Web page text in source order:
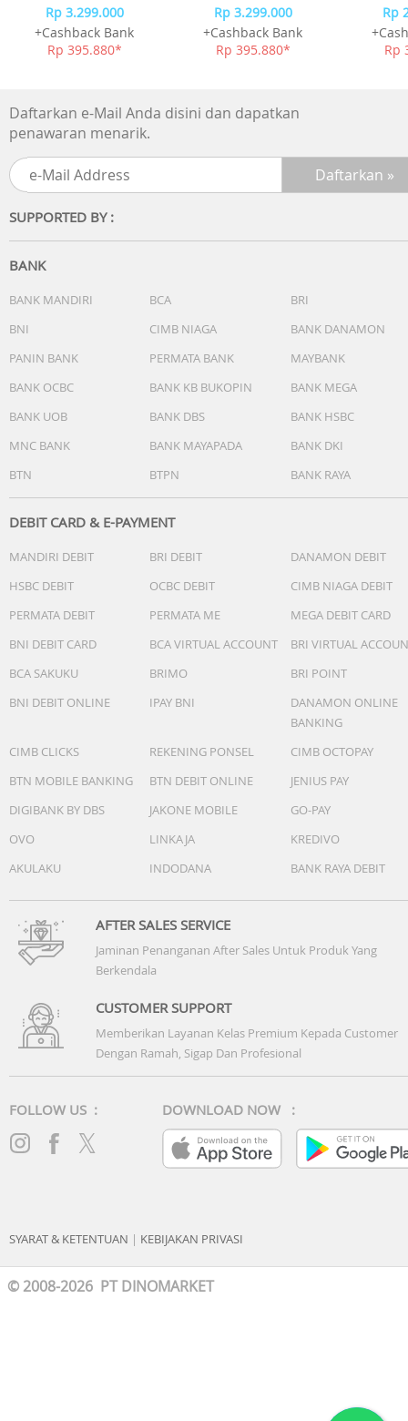
Rp 3.299.000
+Cashback Bank
Rp 395.880*
Rp 3.299.000
+Cashback Bank
Rp 395.880*
Rp
Rp
Daftarkan e-Mail Anda disini dan dapatkan
penawaran menarik.
SUPPORTED BY :
BANK
BANK MANDIRI BCA
BRI
BNI
CIMB NIAGA
BANK DANAMON
PANIN BANK
PERMATA BANK
MAYBANK
BANK OCBC
BANK KB BUKOPIN
BANK MEGA
BANK UOB
BANK DBS
BANK HSBC
MNC BANK
BANK MAYAPADA
BANK DKI
BTN
BTPN BANK RAYA
DEBIT CARD & E-PAYMENT
MANDIRI DEBIT BRI DEBIT
DANAMON DEBIT
HSBC DEBIT
OCBC DEBIT
CIMB NIAGA DEBIT
PERMATA DEBIT
PERMATA ME
MEGA DEBIT CARD
BNI DEBIT CARD
BCA VIRTUAL ACCOUNT
BRI VIRTUAL
BCA SAKUKU
BRIMO
BRI POINT
BNI DEBIT ONLINE
IPAY BNI
DANAMON ONLINE
BANKING
CIMB CLICKS
REKENING PONSEL
CIMB OCTOPAY
BTN MOBILE BANKING
BTN DEBIT ONLINE
JENIUS PAY
DIGIBANK BY DBS
JAKONE MOBILE
GO-PAY
OVO
LINKAJA
KREDIVO
AKULAKU
INDODANA BANK RAYA DEBIT
AFTER SALES SERVICE
Jaminan Penanganan After Sales Untuk Produk Yang
Berkendala
CUSTOMER SUPPORT
Memberikan Layanan Kelas Premium Kepada Customer
Dengan Ramah, Sigap Dan Profesional
FOLLOW US : DOWNLOAD NOW :
SYARAT & KETENTUAN | KEBIJAKAN PRIVASI
© 2008-2026 PT DINOMARKET